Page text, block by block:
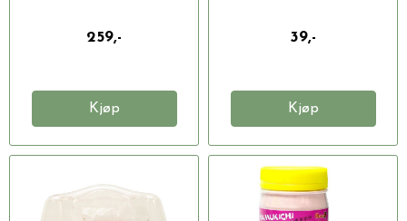
259,-
Kjøp
39,-
Kjøp